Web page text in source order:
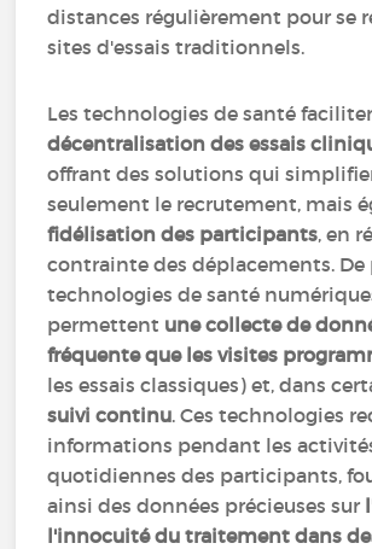
distances régulièrement pour se
sites d'essais traditionnels.
Les technologies de santé
décentralisation des essais
offrant des solutions qui
seulement le recrutement, mais
fidélisation des participants, en
contrainte des déplacements. De
technologies de santé
permettent une collecte de
fréquente que les visites
les essais classiques) et, dans
suivi continu. Ces technologies
informations pendant les
quotidiennes des participants,
ainsi des données précieuses sur
l'innocuité du traitement dans